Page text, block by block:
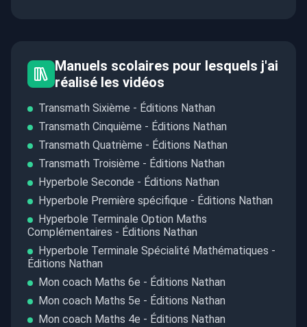
Manuels scolaires pour lesquels j'ai
réalisé les vidéos
Transmath Sixième - Éditions Nathan
Transmath Cinquième - Éditions Nathan
Transmath Quatrième - Éditions Nathan
Transmath Troisième - Éditions Nathan
Hyperbole Seconde - Éditions Nathan
Hyperbole Première spécifique - Éditions Nathan
Hyperbole Terminale Option Maths
Complémentaires - Éditions Nathan
Hyperbole Terminale Spécialité Mathématiques -
Éditions Nathan
Mon coach Maths 6e - Éditions Nathan
Mon coach Maths 5e - Éditions Nathan
Mon coach Maths 4e - Éditions Nathan